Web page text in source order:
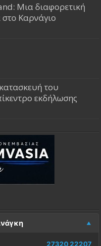
Μια διαφορετική
Καρνάγιο
του
εκδήλωσης
27320 22207